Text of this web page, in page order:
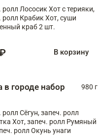
ролл Лососик Хот с терияки,
ролл Крабик Хот, суши
краб 2 шт.
В корзину
городе набор
980 г
ролл Сёгун, запеч. ролл
Хот, запеч. ролл Румяный
ролл Окунь унаги